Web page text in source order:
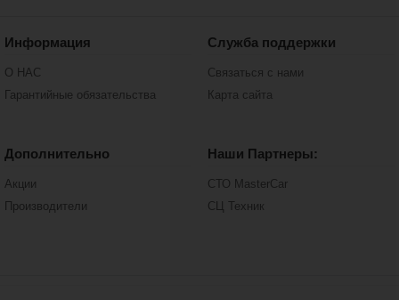
Информация
О НАС
Гарантийные обязательства
Служба поддержки
Связаться с нами
Карта сайта
Дополнительно
Акции
Производители
Наши Партнеры:
СТО MasterCar
СЦ Техник